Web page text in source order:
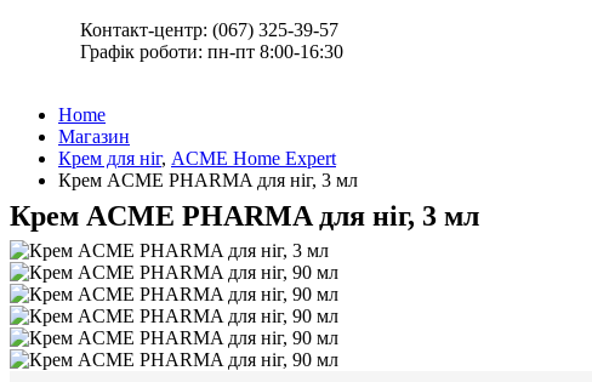
Контакт-центр: (067) 325-39-57
Графік роботи: пн-пт 8:00-16:30
Home
Магазин
Крем для ніг, ACME Home Expert
Крем ACME PHARMA для ніг, 3 мл
Крем ACME PHARMA для ніг, 3 мл